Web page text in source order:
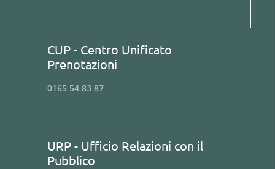
CUP - Centro Unificato
Prenotazioni
0165 54 83 87
URP - Ufficio Relazioni con il
Pubblico